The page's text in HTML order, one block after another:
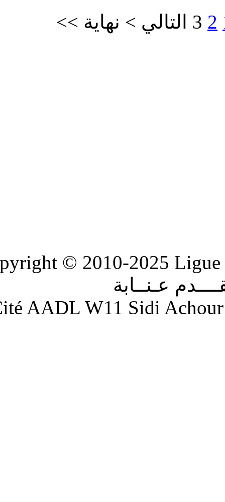
نهاية>>
Copyright © 2010-
Adresse : Cité AADL W11